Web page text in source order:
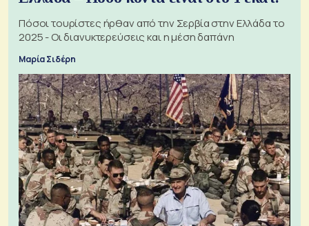
Πόσοι τουρίστες ήρθαν από την Σερβία στην Ελλάδα το
2025 - Οι διανυκτερεύσεις και η μέση δαπάνη
Μαρία Σιδέρη